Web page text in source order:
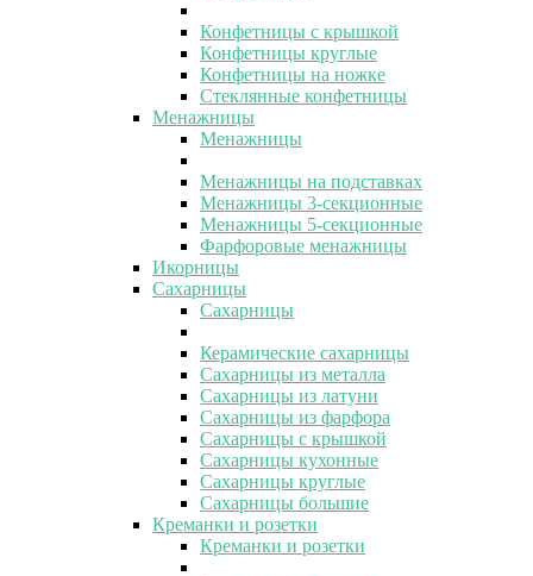
Конфетницы с крышкой
Конфетницы круглые
Конфетницы на ножке
Стеклянные конфетницы
Менажницы
Менажницы
Менажницы на подставках
Менажницы 3-секционные
Менажницы 5-секционные
Фарфоровые менажницы
Икорницы
Сахарницы
Сахарницы
Керамические сахарницы
Сахарницы из металла
Сахарницы из латуни
Сахарницы из фарфора
Сахарницы с крышкой
Сахарницы кухонные
Сахарницы круглые
Сахарницы большие
Креманки и розетки
Креманки и розетки